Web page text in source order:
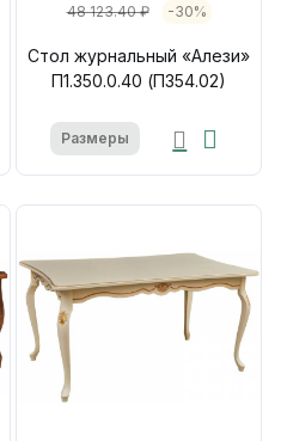
48 123.40 ₽ -30%
Стол журнальный «Алези»
П1.350.0.40 (П354.02)
Размеры